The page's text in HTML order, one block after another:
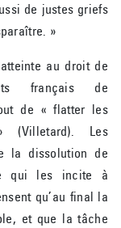
de justes griefs
»
au droit de
français de
de « flatter les
(Villetard). Les
la dissolution de
qui les incite à
qu’au final la
et que la tâche